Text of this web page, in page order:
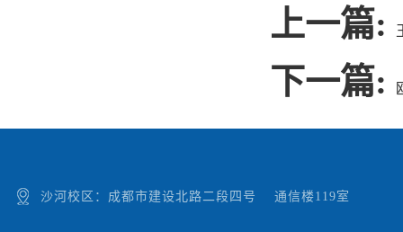
上一篇:
下一篇:
沙河校区：成都市建设北路二段四号 通信楼119室